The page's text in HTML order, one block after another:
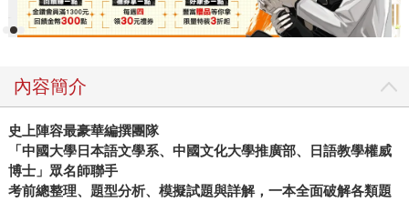
內容簡介
史上陣容最豪華編撰團隊
「中國大學日本語文學系、中國文化大學推廣部、日語教學權威
博士」眾名師聯手
考前總整理、題型分析、模擬試題與詳解，一本全面破解各類題